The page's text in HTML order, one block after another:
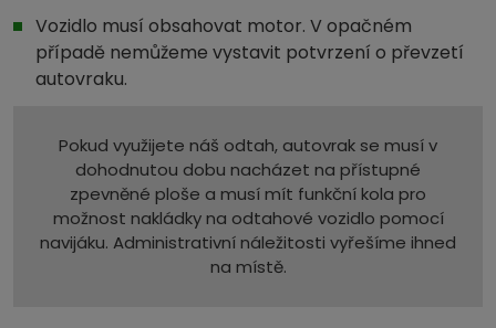
Vozidlo musí obsahovat motor. V opačném
případě nemůžeme vystavit potvrzení o převzetí
autovraku.
Pokud využijete náš odtah, autovrak se musí v
dohodnutou dobu nacházet na přístupné
zpevněné ploše a musí mít funkční kola pro
možnost nakládky na odtahové vozidlo pomocí
navijáku. Administrativní náležitosti vyřešíme ihned
na místě.